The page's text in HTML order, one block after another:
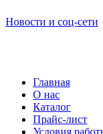
Новости и соц-сети
Главная
О нас
Каталог
Прайс-лист